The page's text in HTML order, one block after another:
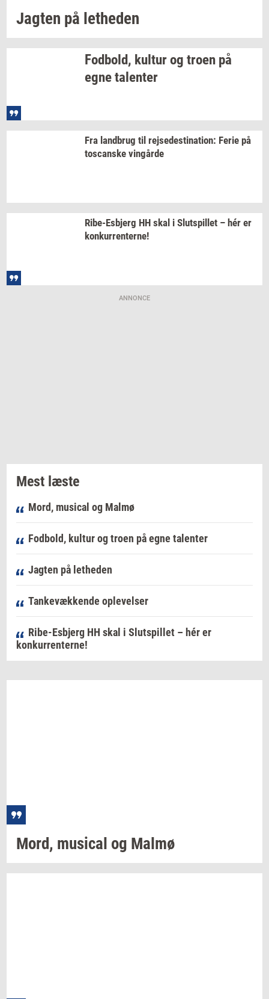
Jag­ten på let­he­den
Fod­bold, kul­turog troen på
egneta­len­ter
Fra land­brug til rej­se­desti­na­tion: Ferie på
toscan­ske vin­går­de
Ribe-​Esbjerg HH skal i Slut­spil­let – hér er
kon­kur­ren­ter­ne!
ANNONCE
Mest læste
Mord, musical og Malmø
Fodbold, kultur og troen på egne talenter
Jagten på letheden
Tankevækkende oplevelser
Ribe-Esbjerg HH skal i Slutspillet – hér er
konkurrenterne!
Mord, mu­si­cal og Malmø